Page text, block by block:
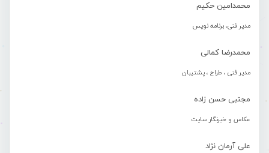
محمدامین حکیم
مدیر فنی، برنامه نویس
محمدرضا کمالی
مدیر فنی ، طراح ، پشتیبان
مجتبی حسن زاده
عکاس و خبرنگار سایت
علی آرمان نژاد